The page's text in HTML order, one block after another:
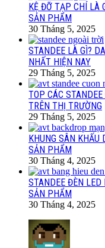
KỆ ĐỠ TẠP CHÍ LÀ
SẢN PHẨM
30 Tháng 5, 2025
STANDEE LÀ GÌ?
NHẤT HIỆN NAY
29 Tháng 5, 2025
TOP CÁC
TRÊN THỊ TRƯỜNG
29 Tháng 5, 2025
KHUNG SÂN KHẤU
SẢN PHẨM
30 Tháng 4, 2025
STANDEE ĐÈN
SẢN PHẨM
30 Tháng 4, 2025